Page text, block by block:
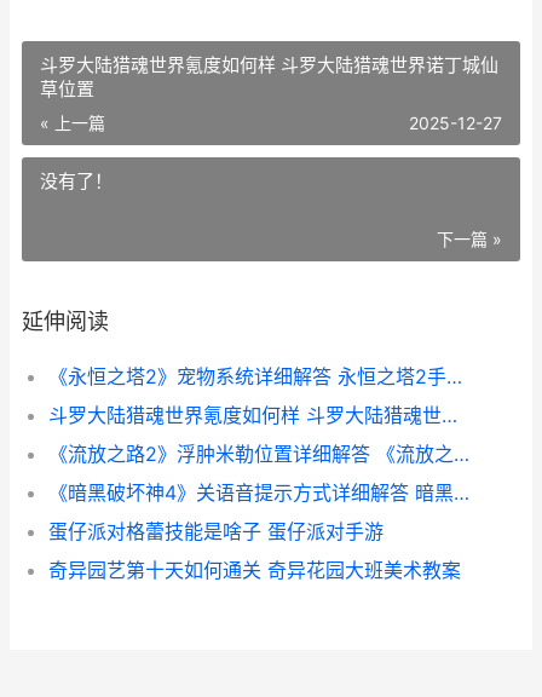
斗罗大陆猎魂世界氪度如何样 斗罗大陆猎魂世界诺丁城仙
草位置
« 上一篇 2025-12-27
没有了！
下一篇 »
延伸阅读
《永恒之塔2》宠物系统详细解答 永恒之塔2手机版下载
斗罗大陆猎魂世界氪度如何样 斗罗大陆猎魂世界诺丁城仙草位置
《流放之路2》浮肿米勒位置详细解答 《流放之路2》手游
《暗黑破坏神4》关语音提示方式详细解答 暗黑破坏神4国服什么时候上线
蛋仔派对格蕾技能是啥子 蛋仔派对手游
奇异园艺第十天如何通关 奇异花园大班美术教案